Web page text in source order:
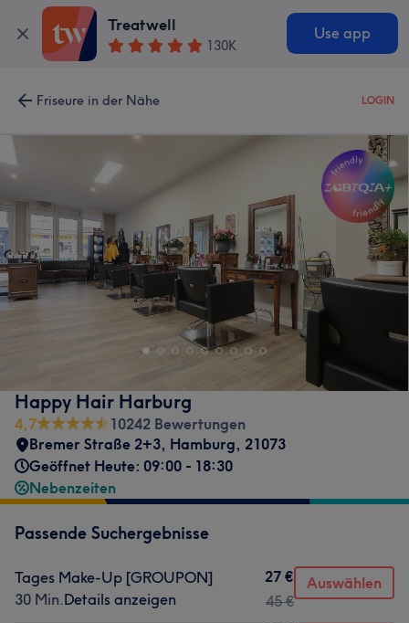
Treatwell
130K
Use app
Friseure in der Nähe LOGIN
Happy Hair Harburg
4,7
10242 Bewertungen
Bremer Straße 2+3, Hamburg, 21073
Geöffnet Heute: 09:00 - 18:30
Nebenzeiten
Passende Suchergebnisse
Tages Make-Up [GROUPON]
30 Min.Details anzeigen
27 €
45 €
Auswählen